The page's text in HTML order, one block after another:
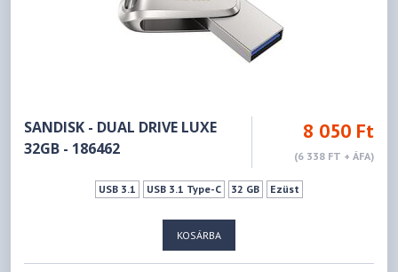
SANDISK - DUAL DRIVE LUXE
32GB - 186462
8 050 Ft
(6 338 FT + ÁFA)
USB 3.1 USB 3.1 Type-C 32 GB Ezüst
KOSÁRBA